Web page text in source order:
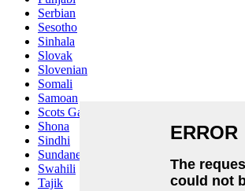
Serbian
Sesotho
Sinhala
Slovak
Slovenian
Somali
Samoan
Scots Gaelic
Shona
Sindhi
Sundanese
Swahili
Tajik